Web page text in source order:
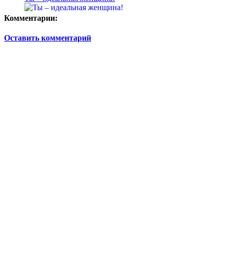
Комментарии:
Оставить комментарий